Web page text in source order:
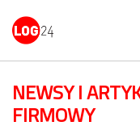
NEWSY I
FIRMOWY